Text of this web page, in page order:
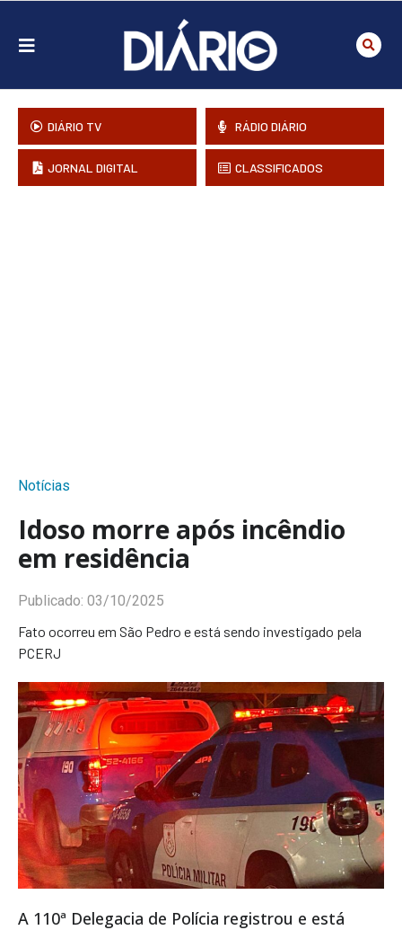
DIÁRIO TV RÁDIO DIÁRIO
JORNAL DIGITAL CLASSIFICADOS
Notícias
Idoso morre após incêndio
em residência
Publicado: 03/10/2025
Fato ocorreu em São Pedro e está sendo investigado pela
PCERJ
A 110ª Delegacia de Polícia registrou e está